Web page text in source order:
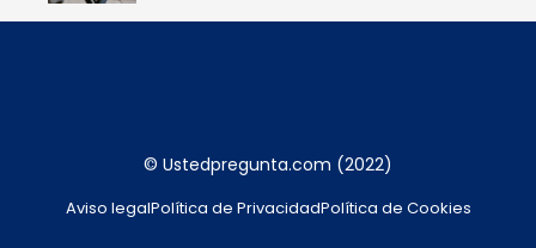
© Ustedpregunta.com (2022)
Aviso legalPolítica de PrivacidadPolítica de Cookies